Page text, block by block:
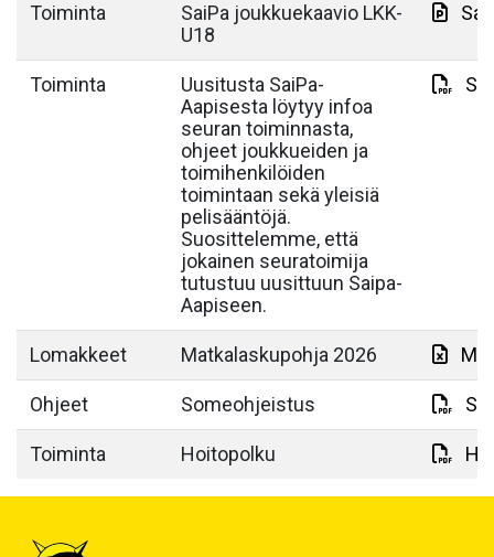
Toiminta
SaiPa joukkuekaavio LKK-
U18
Toiminta
Uusitusta SaiPa-
Aapisesta löytyy infoa
seuran toiminnasta,
ohjeet joukkueiden ja
toimihenkilöiden
toimintaan sekä yleisiä
pelisääntöjä.
Suosittelemme, että
jokainen seuratoimija
tutustuu uusittuun Saipa-
Aapiseen.
Lomakkeet Matkalaskupohja 2026
Ohjeet Someohjeistus
Toiminta Hoitopolku